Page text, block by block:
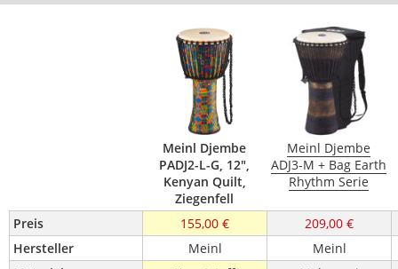
Meinl Djembe
PADJ2-L-G, 12",
Kenyan Quilt,
Ziegenfell
Meinl Djembe
ADJ3-M + Bag Earth
Rhythm Serie
Preis 155,00 €
209,00 €
Hersteller
Meinl
Meinl